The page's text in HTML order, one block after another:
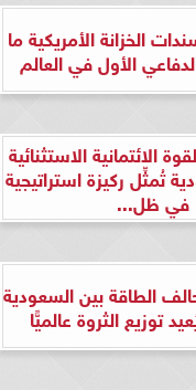
الخزانة الأمريكية ما
الأول في العالم
الائتمانية الاستثنائية
تُمثِّل ركيزة استراتيجية
في ظل...
الطاقة بين السعودية
توزيع الثروة عالميًّا